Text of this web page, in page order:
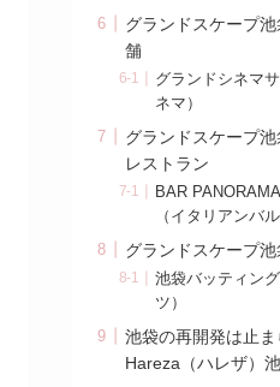
グランドスケープ
舗
グランドシネマ
ネマ）
グランドスケープ
レストラン
BAR
（イタリアンバル
グランドスケープ
池袋バッティン
ツ）
池袋の再開発は止
Hareza（ハレザ）